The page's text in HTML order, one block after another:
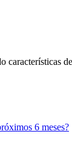
6 meses?